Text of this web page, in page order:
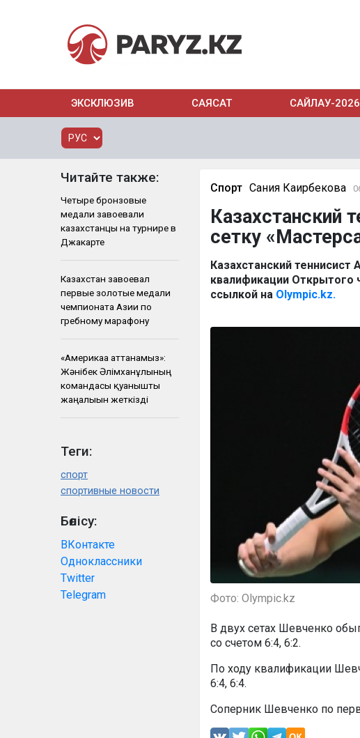
ЭКСКЛЮЗИВ САЯСАТ САЙЛАУ-2026
Читайте также:
Четыре бронзовые
медали завоевали
казахстанцы на турнире в
Джакарте
Казахстан завоевал
первые золотые медали
чемпионата Азии по
гребному марафону
«Америкаға аттанамыз»:
Жәнібек Әлімханұлының
командасы қуанышты
жаңалығын жеткізді
Теги:
спорт
спортивные новости
Бөлісу:
ВКонтакте
Одноклассники
Twitter
Telegram
Спорт Сания Каирбекова
Казахстанский
сетку
Казахстанский
квалификации Открытого
ссылкой на Olympic.kz.
Фото: Olympic.kz
В двух сетах Шевченко
со счетом 6:4, 6:2.
По ходу квалификации
6:4, 6:4.
Соперник Шевченко по